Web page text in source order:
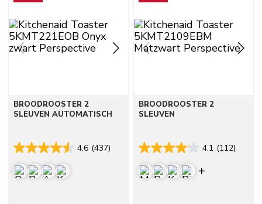
BROODROOSTER 2
SLEUVEN AUTOMATISCH
4.6 (437)
BROODROOSTER 2
SLEUVEN
4.1 (112)
Display